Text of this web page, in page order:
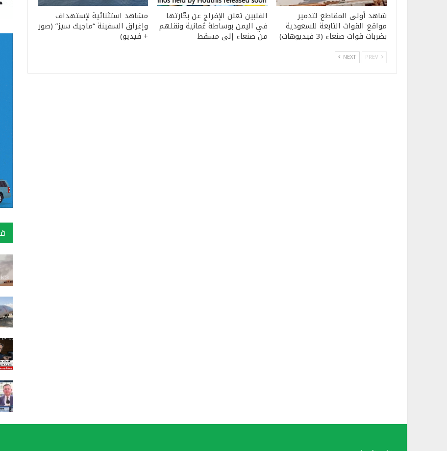
شاهد أولى المقاطع لتدمير
مواقع القوات التابعة للسعودية
بضربات قوات صنعاء (3 فيديوهات)
الفلبين تعلن الإفراج عن بحّارتها
في اليمن بوساطة عُمانية ونقلهم
من صنعاء إلى مسقط
مشاهد استثنائية لإستهداف
وإغراق السفينة “ماجيك سيز” (صور
+ فيديو)
NEXT